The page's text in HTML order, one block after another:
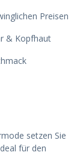
Preisen
& Kopfhaut
setzen Sie
für den